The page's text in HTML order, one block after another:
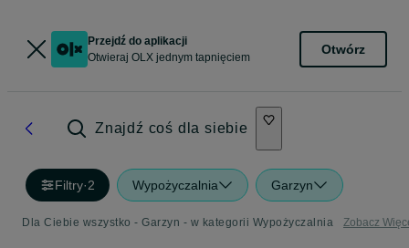
Przejdź do aplikacji
Otwieraj OLX jednym tapnięciem
Otwórz
Znajdź coś dla siebie
Filtry·2 Wypożyczalnia Garzyn
Dla Ciebie wszystko - Garzyn - w kategorii Wypożyczalnia Zobacz